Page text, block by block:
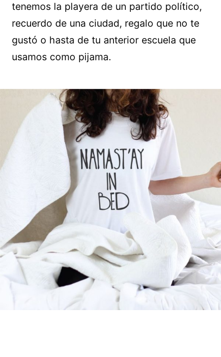
tenemos la playera de un partido político,
recuerdo de una ciudad, regalo que no te
gustó o hasta de tu anterior escuela que
usamos como pijama.